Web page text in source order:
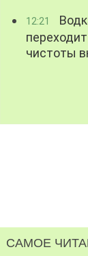
12:21
чистоты
САМОЕ